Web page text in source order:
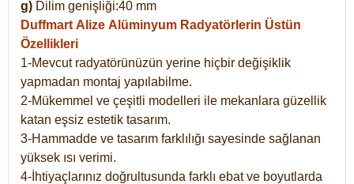
g) Dilim genişliği:40 mm
Duffmart Alize Alüminyum Radyatörlerin Üstün
Özellikleri
1-Mevcut radyatörünüzün yerine hiçbir değişiklik
yapmadan montaj yapılabilme.
2-Mükemmel ve çeşitli modelleri ile mekanlara güzellik
katan eşsiz estetik tasarım.
3-Hammadde ve tasarım farklılığı sayesinde sağlanan
yüksek ısı verimi.
4-İhtiyaçlarınız doğrultusunda farklı ebat ve boyutlarda